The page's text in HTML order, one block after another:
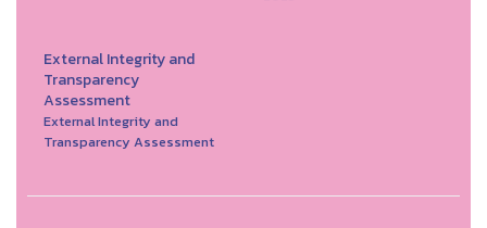
External Integrity and
Transparency
Assessment
External Integrity and
Transparency Assessment